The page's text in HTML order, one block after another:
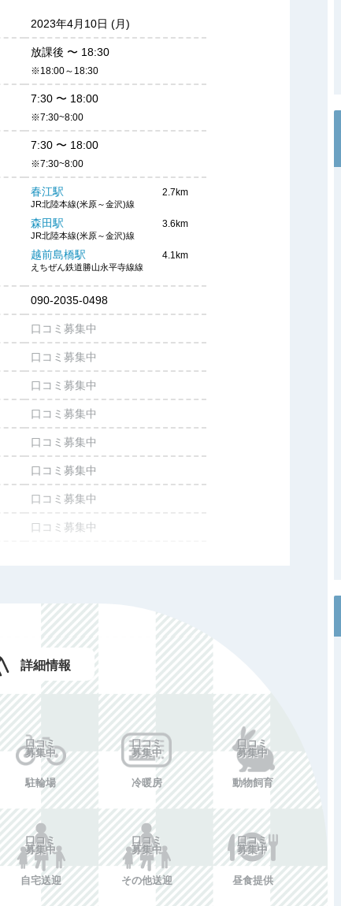
2023年4月10日 (月)
放課後 〜 18:30
※18:00～18:30
7:30 〜 18:00
※7:30~8:00
7:30 〜 18:00
※7:30~8:00
春江駅 2.7km
JR北陸本線(米原～金沢)線
森田駅 3.6km
JR北陸本線(米原～金沢)線
越前島橋駅 4.1km
えちぜん鉄道勝山永平寺線線
090-2035-0498
口コミ募集中
口コミ募集中
口コミ募集中
口コミ募集中
口コミ募集中
口コミ募集中
口コミ募集中
口コミ募集中
詳細情報
口コミ
募集中
駐輪場
口コミ
募集中
冷暖房
口コミ
募集中
動物飼育
口コミ
募集中
自宅送迎
口コミ
募集中
その他送迎
口コミ
募集中
昼食提供